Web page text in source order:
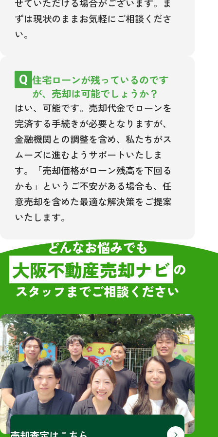
ずは現状のままお気軽にご相談くださ
い。
住宅ローンが残っているのです
が、売却は可能でしょうか？
はい、可能です。売却代金でローンを
完済する手続きが必要となりますが、
金融機関との調整を含め、私たちがス
ムーズに進むようサポートいたしま
す。「売却価格がローン残高を下回る
かも」というご不安がある場合も、任
意売却を含めた最適な解決策をご提案
いたします。
どんなお悩みでも
大阪不動産売却ナビ の
スタッフまでご相談ください